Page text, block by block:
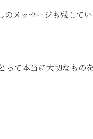
メッセージも残してい
って本当に大切なもの